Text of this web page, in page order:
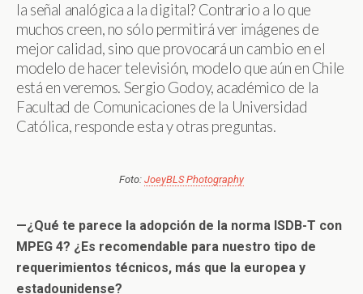
la señal analógica a la digital? Contrario a lo que
muchos creen, no sólo permitirá ver imágenes de
mejor calidad, sino que provocará un cambio en el
modelo de hacer televisión, modelo que aún en Chile
está en veremos. Sergio Godoy, académico de la
Facultad de Comunicaciones de la Universidad
Católica, responde esta y otras preguntas.
Foto: JoeyBLS Photography
—¿Qué te parece la adopción de la norma ISDB-T con
MPEG 4? ¿Es recomendable para nuestro tipo de
requerimientos técnicos, más que la europea y
estadounidense?